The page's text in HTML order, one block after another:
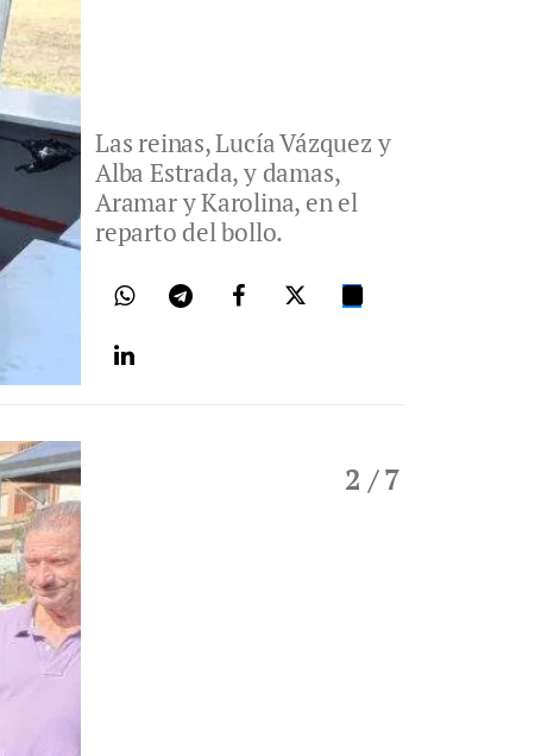
Las reinas, Lucía Vázquez y
Alba Estrada, y damas,
Aramar y Karolina, en el
reparto del bollo.
2 / 7